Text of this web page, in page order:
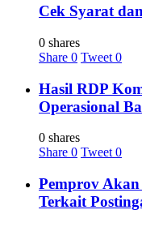
Cek Syarat
0 shares
Share 0 Tweet 0
Hasil RDP
Operasional
0 shares
Share 0 Tweet 0
Pemprov
Terkait